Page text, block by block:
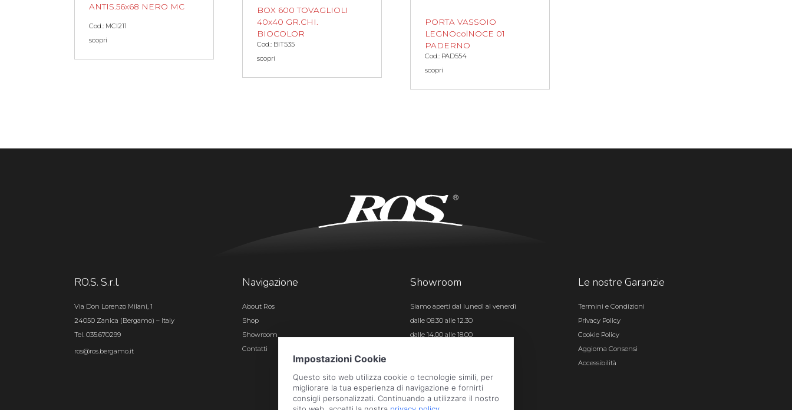
ANTIS.56x68 NERO MC
Cod.: MCI211
scopri
BOX 600 TOVAGLIOLI
40x40 GR.CHI.
BIOCOLOR
Cod.: BIT535
scopri
PORTA VASSOIO
LEGNOcolNOCE 01
PADERNO
Cod.: PAD554
scopri
RO.S. S.r.l.
Via Don Lorenzo Milani, 1
24050 Zanica (Bergamo) – Italy
Tel. 035.670299
ros@ros.bergamo.it
Navigazione
About Ros
Shop
Showroom
Contatti
Showroom
Siamo aperti dal lunedì al venerdì
dalle 08.30 alle 12.30
dalle 14.00 alle 18.00
Le nostre Garanzie
Termini e Condizioni
Privacy Policy
Cookie Policy
Aggiorna Consensi
Accessibilità